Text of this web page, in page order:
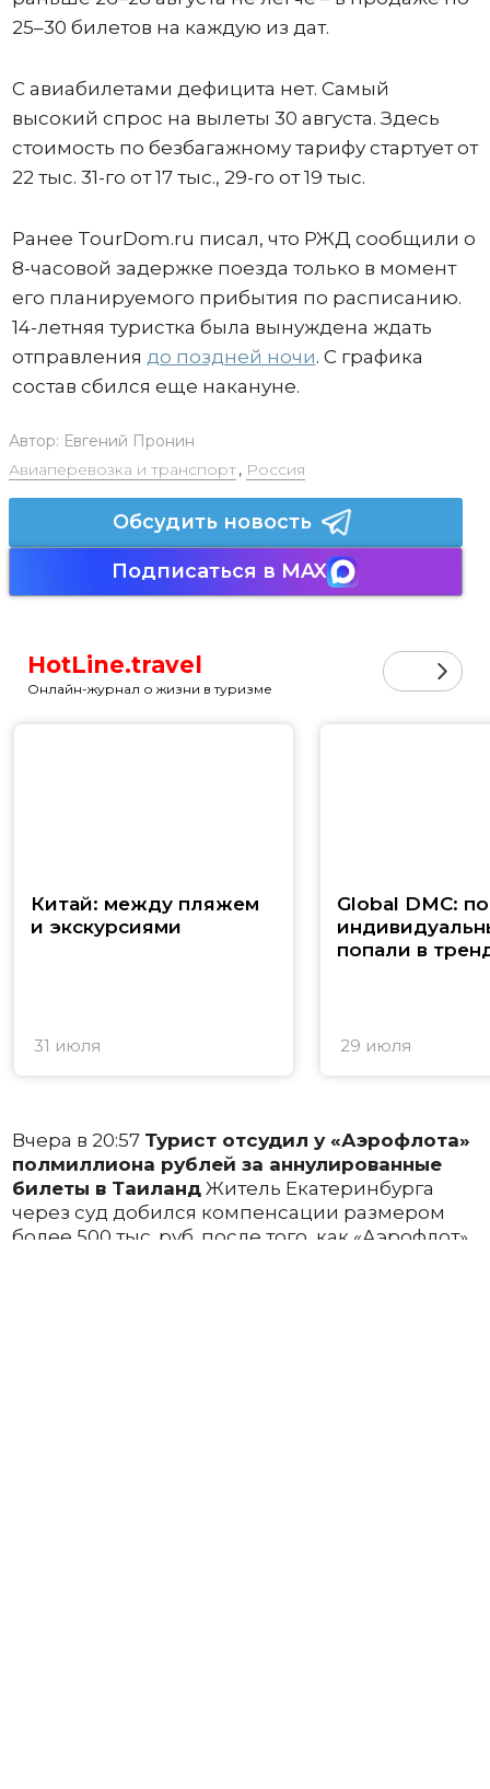
25–30 билетов на каждую из дат.
С авиабилетами дефицита нет. Самый
высокий спрос на вылеты 30 августа. Здесь
стоимость по безбагажному тарифу стартует от
22 тыс. 31-го от 17 тыс., 29-го от 19 тыс.
Ранее TourDom.ru писал, что РЖД сообщили о
8-часовой задержке поезда только в момент
его планируемого прибытия по расписанию.
14-летняя туристка была вынуждена ждать
отправления до поздней ночи. С графика
состав сбился еще накануне.
Автор: Евгений Пронин
Авиаперевозка и транспорт, Россия
Обсудить новость
Подписаться в MAX
HotLine.travel
Онлайн-журнал о жизни в туризме
Китай: между пляжем
и экскурсиями
31 июля
Global DMC:
попали в
29 июля
Вчера в 20:57 Турист отсудил у «Аэрофлота»
полмиллиона рублей за аннулированные
билеты в ТаиландЖитель Екатеринбурга
через суд добился компенсации размером
более 500 тыс. руб. после того, как «Аэрофлот»